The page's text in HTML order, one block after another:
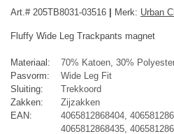
Art.# 205TB8031-03516 Merk: Urban
Fluffy Wide Leg Trackpants magnet
Materiaal:
70% Katoen, 30%
Pasvorm:
Wide Leg Fit
Sluiting:
Trekkoord
Zakken:
Zijzakken
EAN:
4065812868404,
4065812868435,